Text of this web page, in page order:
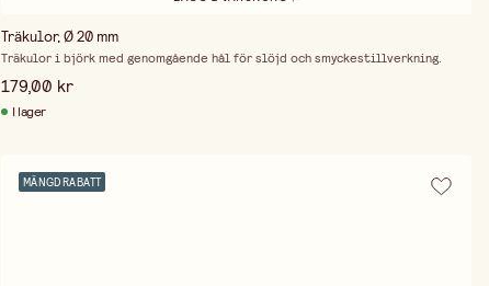
Träkulor, Ø 20 mm
Träkulor i björk med genomgående hål för slöjd och smyckestillverkning.
179,00 kr
I lager
MÄNGDRABATT